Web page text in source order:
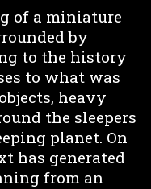
of a miniature
by
to the history
to what was
heavy
the sleepers
planet. On
has generated
from an